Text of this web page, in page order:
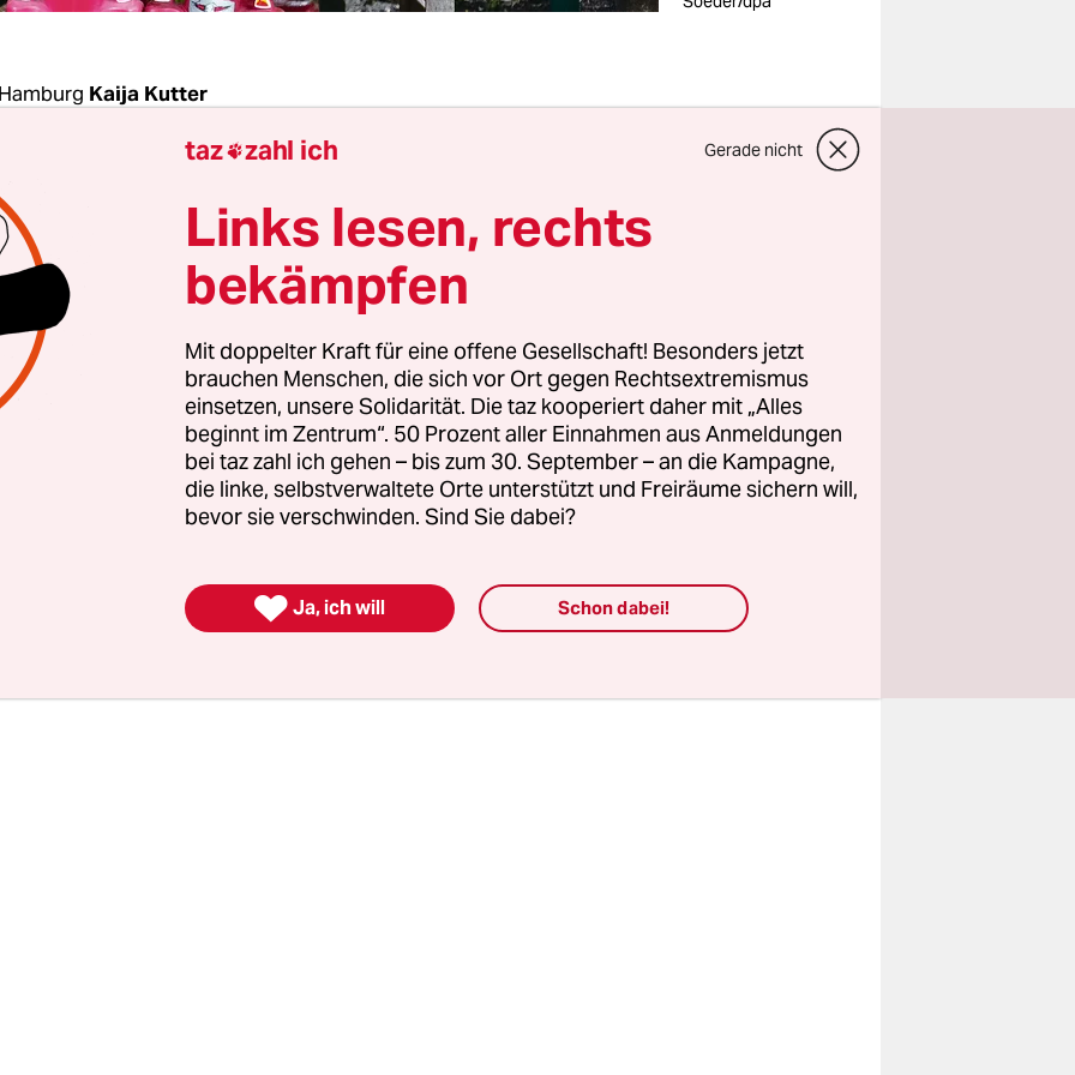
Kaija Kutter
gut, konnte man denken, als Hamburgs Sozialbehörde
Donnerstag die Einigung mit den Kita-Trägern auf die
verkündete. Das war knapp: Nur zwei
startete in der Innenstadt ein großer
zum 1. Januar mehr Geld bekommen, um die längst
zahlen zu können.
war eine monatelange Hängepartie vorangegangen. Weil
– der jüngste Tarifabschluss recht hoch war, sah
die ohnehin schwierige Lage,die Fachkräfte auf die Straße
taz zahl ich Gerade nicht
Links lesen, rechts
bekämpfen
Mit doppelter Kraft für eine offene Gesellschaft! Besonders jetzt
brauchen Menschen, die sich vor Ort gegen Rechtsextremismus
einsetzen, unsere Solidarität. Die taz kooperiert daher mit „Alles
beginnt im Zentrum“. 50 Prozent aller Einnahmen aus Anmeldungen
bei taz zahl ich gehen – bis zum 30. September – an die Kampagne,
die linke, selbstverwaltete Orte unterstützt und Freiräume sichern will,
bevor sie verschwinden. Sind Sie dabei?
 Ja, ich will Schon dabei!